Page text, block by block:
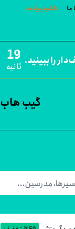
ما دانلود برنامه
را ببینید.
ثانیه
گیب هاب